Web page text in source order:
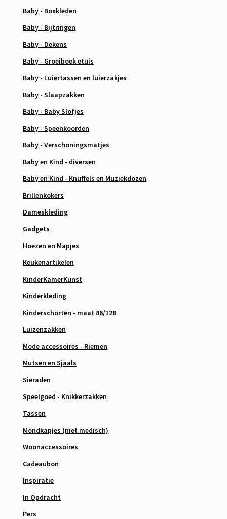
Baby - Boxkleden
Baby - Bijtringen
Baby - Dekens
Baby - Groeiboek etuis
Baby - Luiertassen en luierzakjes
Baby - Slaapzakken
Baby - Baby Slofjes
Baby - Speenkoorden
Baby - Verschoningsmatjes
Baby en Kind - diversen
Baby en Kind - Knuffels en Muziekdozen
Brillenkokers
Dameskleding
Gadgets
Hoezen en Mapjes
Keukenartikelen
KinderKamerKunst
Kinderkleding
Kinderschorten - maat 86/128
Luizenzakken
Mode accessoires - Riemen
Mutsen en Sjaals
Sieraden
Speelgoed - Knikkerzakken
Tassen
Mondkapjes (niet medisch)
Woonaccessoires
Cadeaubon
Inspiratie
In Opdracht
Pers